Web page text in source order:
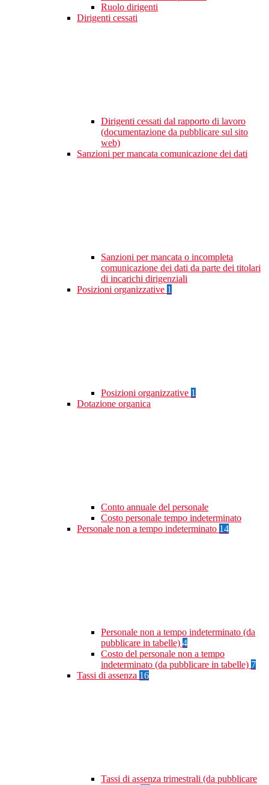
Ruolo dirigenti
Dirigenti cessati
Dirigenti cessati dal rapporto di lavoro
(documentazione da pubblicare sul sito
web)
Sanzioni per mancata comunicazione dei dati
Sanzioni per mancata o incompleta
comunicazione dei dati da parte dei titolari
di incarichi dirigenziali
Posizioni organizzative 1
Posizioni organizzative 1
Dotazione organica
Conto annuale del personale
Costo personale tempo indeterminato
Personale non a tempo indeterminato 14
Personale non a tempo indeterminato (da
pubblicare in tabelle) 4
Costo del personale non a tempo
indeterminato (da pubblicare in tabelle) 7
Tassi di assenza 16
Tassi di assenza trimestrali (da pubblicare